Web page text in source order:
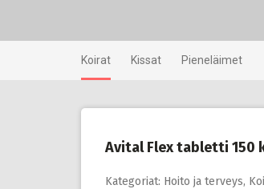
Koirat Kissat Pieneläimet
Avital Flex tabletti 150
Kategoriat: Hoito ja terveys,